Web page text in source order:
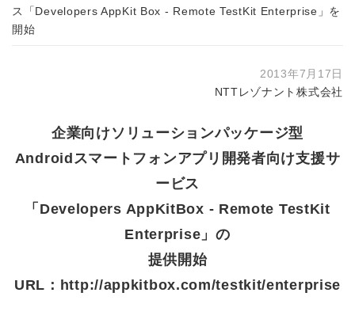
ス「Developers AppKit Box - Remote TestKit Enterprise」を
開始
2013年7月17日
NTTレゾナント株式会社
企業向けソリューションパッケージ型
Androidスマートフォンアプリ開発者向け支援サ
ービス
「Developers AppKitBox - Remote TestKit
Enterprise」の
提供開始
URL： http://appkitbox.com/testkit/enterprise